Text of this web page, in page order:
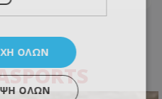
ΌΛΩΝ
ΌΛΩΝ